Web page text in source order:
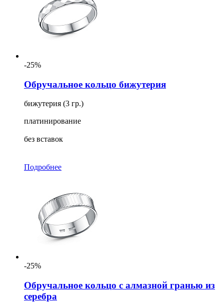
-25%
Обручальное кольцо бижутерия
бижутерия (3 гр.)
платинирование
без вставок
Подробнее
-25%
Обручальное кольцо с алмазной гранью из
серебра